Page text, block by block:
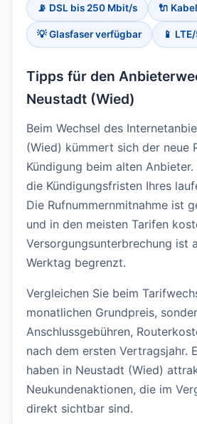
📡 DSL bis 250 Mbit/s 🔌
💡 Glasfaser verfügbar 📱
Tipps für den
Neustadt (Wied)
Beim Wechsel des
(Wied) kümmert sich der neue
Kündigung beim alten
die Kündigungsfristen Ihres
Die Rufnummernmitnahme ist
und in den meisten Tarifen
Versorgungsunterbrechung ist
Werktag begrenzt.
Vergleichen Sie beim
monatlichen Grundpreis,
Anschlussgebühren,
nach dem ersten Vertragsjahr.
haben in Neustadt (Wied)
Neukundenaktionen, die im
direkt sichtbar sind.